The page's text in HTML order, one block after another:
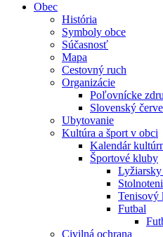
Obec
História
Symboly obce
Súčasnosť
Mapa
Cestovný ruch
Organizácie
Poľovnícke
Slovenský
Ubytovanie
Kultúra a šport v obci
Kalendár
Športové kluby
Tenisový
Futbal
Civilná ochrana